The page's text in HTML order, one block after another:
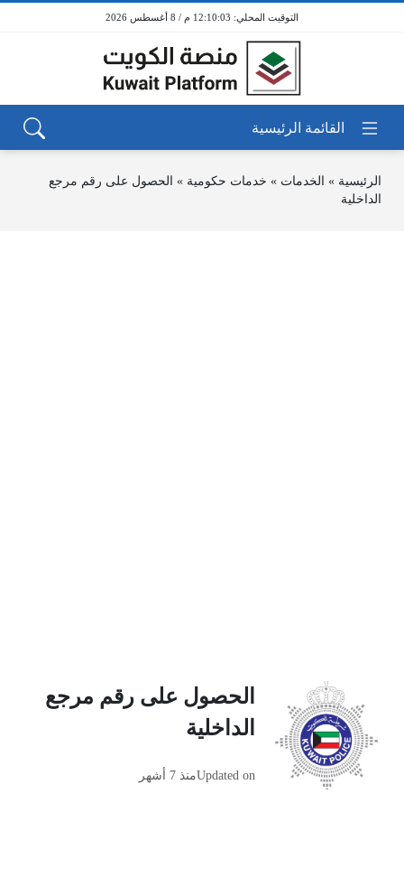
12:10:03 م / 8 أغسطس 2026
الرئيسية » الخدمات » خدمات حكومية » الحصول على رقم مرجع
الداخلية
الحصول على رقم مرجع
الداخلية
Updated onمنذ 7 أشهر